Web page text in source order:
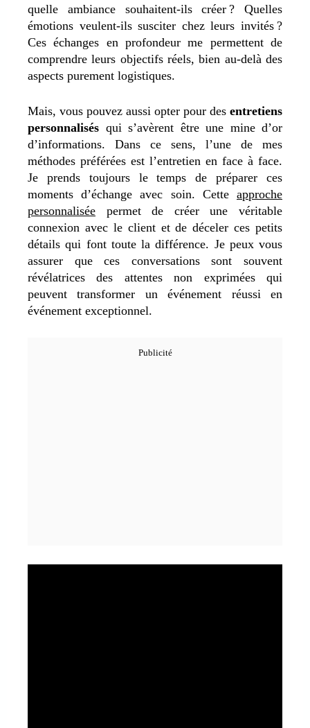
quelle ambiance souhaitent-ils créer ? Quelles
émotions veulent-ils susciter chez leurs invités ?
Ces échanges en profondeur me permettent de
comprendre leurs objectifs réels, bien au-delà des
aspects purement logistiques.
Mais, vous pouvez aussi opter pour des entretiens
personnalisés qui s’avèrent être une mine d’or
d’informations. Dans ce sens, l’une de mes
méthodes préférées est l’entretien en face à face.
Je prends toujours le temps de préparer ces
moments d’échange avec soin. Cette approche
personnalisée permet de créer une véritable
connexion avec le client et de déceler ces petits
détails qui font toute la différence. Je peux vous
assurer que ces conversations sont souvent
révélatrices des attentes non exprimées qui
peuvent transformer un événement réussi en
événement exceptionnel.